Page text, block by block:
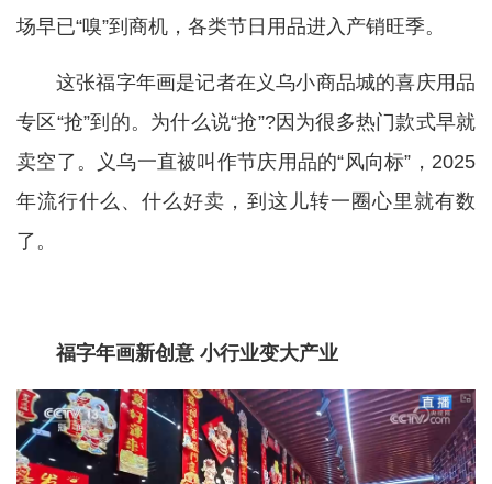
场早已“嗅”到商机，各类节日用品进入产销旺季。
这张福字年画是记者在义乌小商品城的喜庆用品
专区“抢”到的。为什么说“抢”?因为很多热门款式早就
卖空了。义乌一直被叫作节庆用品的“风向标”，2025
年流行什么、什么好卖，到这儿转一圈心里就有数
了。
福字年画新创意 小行业变大产业